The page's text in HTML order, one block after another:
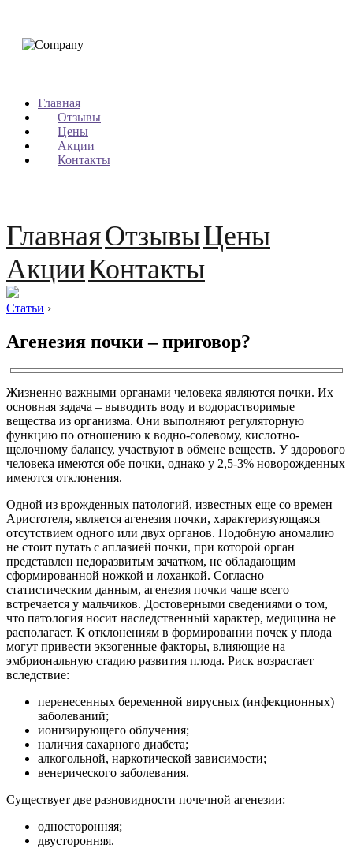
Главная
Отзывы
Цены
Акции
Контакты
ГлавнаяОтзывыЦены
АкцииКонтакты
Статьи ›
Агенезия почки – приговор?
Жизненно важными органами человека являются почки. Их
основная задача – выводить воду и водорастворимые
вещества из организма. Они выполняют регуляторную
функцию по отношению к водно-солевому, кислотно-
щелочному балансу, участвуют в обмене веществ. У здорового
человека имеются обе почки, однако у 2,5-3% новорожденных
имеются отклонения.
Одной из врожденных патологий, известных еще со времен
Аристотеля, является агенезия почки, характеризующаяся
отсутствием одного или двух органов. Подобную аномалию
не стоит путать с аплазией почки, при которой орган
представлен недоразвитым зачатком, не обладающим
сформированной ножкой и лоханкой. Согласно
статистическим данным, агенезия почки чаще всего
встречается у мальчиков. Достоверными сведениями о том,
что патология носит наследственный характер, медицина не
располагает. К отклонениям в формировании почек у плода
могут привести экзогенные факторы, влияющие на
эмбриональную стадию развития плода. Риск возрастает
вследствие:
перенесенных беременной вирусных (инфекционных)
заболеваний;
ионизирующего облучения;
наличия сахарного диабета;
алкогольной, наркотической зависимости;
венерического заболевания.
Существует две разновидности почечной агенезии:
односторонняя;
двусторонняя.